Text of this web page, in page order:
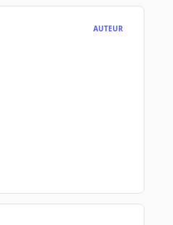
AUTEUR